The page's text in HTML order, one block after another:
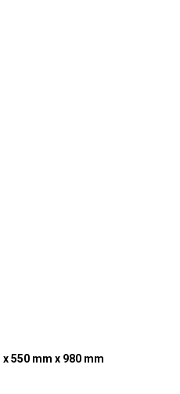
550 mm x 980 mm